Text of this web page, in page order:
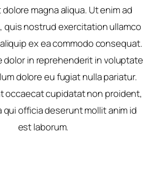
magna aliqua. Ut enim ad
quis nostrud exercitation ullamco
ex ea commodo consequat.
dolor in reprehenderit in voluptate
dolore eu fugiat nulla pariatur.
occaecat cupidatat non proident,
qui officia deserunt mollit anim id
est laborum.